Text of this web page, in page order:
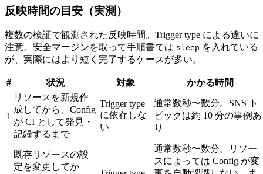
反映時間の目安（実測）
複数の検証で観測された反映時間。Trigger type による違いに
注意。安全マージンを取って手順書では sleep を入れている
が、実際にはより短く完了するケースが多い。
# 状況 対象 かかる時間
1
リソースを新規作
成してから、Config
が CI として発見・
記録するまで
Trigger type
に依存しな
い
通常数秒〜数分。SNS ト
ピックは約 10 分の事例あ
り
既存リソースの設
定を変更してか
通常数秒〜数分。リソー
スによっては Config が変